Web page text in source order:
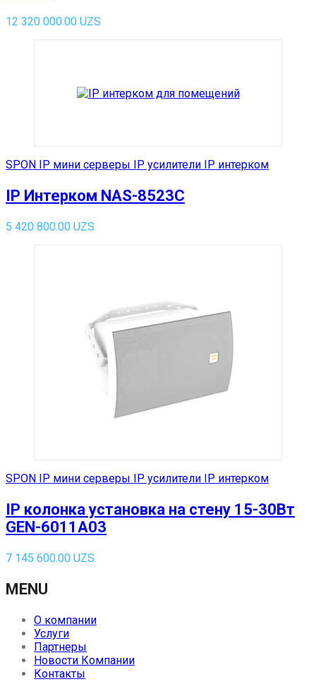
12 320 000.00 UZS
SPON IP мини серверы IP усилители IP интерком
IP Интерком NAS-8523C
5 420 800.00 UZS
SPON IP мини серверы IP усилители IP интерком
IP колонка установка на стену 15-30Вт
GEN-6011A03
7 145 600.00 UZS
MENU
О компании
Услуги
Партнеры
Новости Компании
Контакты